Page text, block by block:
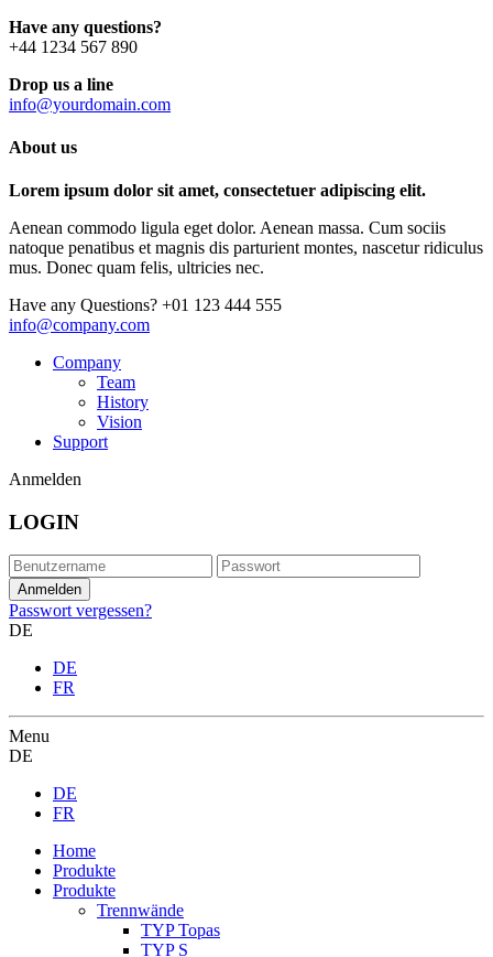
Have any questions?
+44 1234 567 890
Drop us a line
info@yourdomain.com
About us
Lorem ipsum dolor sit amet, consectetuer adipiscing elit.
Aenean commodo ligula eget dolor. Aenean massa. Cum sociis
natoque penatibus et magnis dis parturient montes, nascetur ridiculus
mus. Donec quam felis, ultricies nec.
Have any Questions? +01 123 444 555
info@company.com
Company
Team
History
Vision
Support
Anmelden
LOGIN
Passwort vergessen?
DE
DE
FR
Menu
DE
DE
FR
Home
Produkte
Produkte
Trennwände
TYP Topas
TYP S